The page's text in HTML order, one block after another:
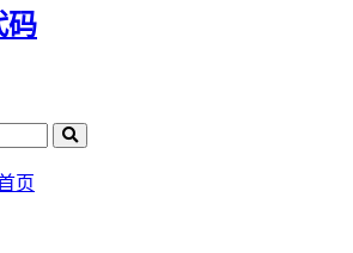
码
页